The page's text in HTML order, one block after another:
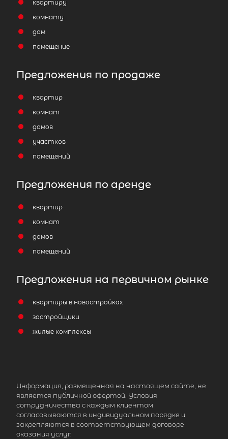
Популярное
Подходит под с/х ипотеку
Фарфоровая
2 500 000 ₽ продажа
Приозерский район
квартиру
комнату
дом
помещение
Предложения по продаже
квартир
комнат
домов
участков
помещений
Предложения по аренде
квартир
комнат
домов
помещений
Предложения на первичном рынке
квартиры в новостройках
застройщики
жилые комплексы
Информация, размещенная на настоящем сайте, не
является публичной офертой. Условия
сотрудничества с каждым клиентом
согласовываются в индивидуальном порядке и
закрепляются в соответствующем договоре
оказания услуг.